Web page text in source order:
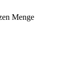
Menge